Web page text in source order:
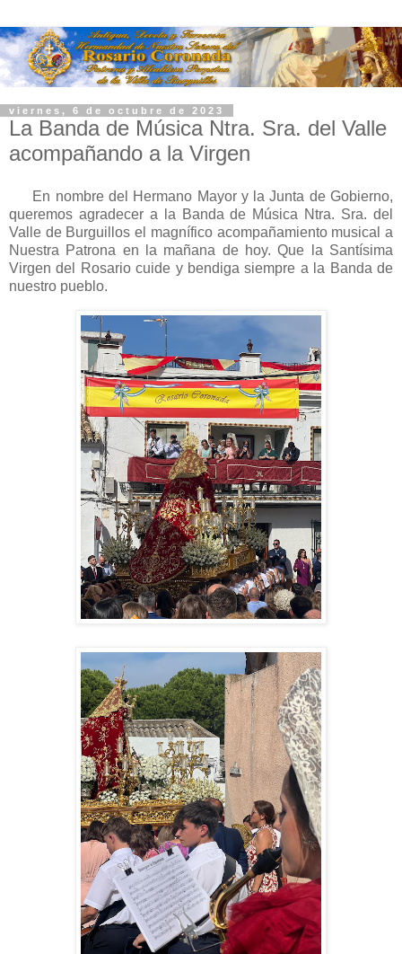
viernes, 6 de octubre de 2023
La Banda de Música Ntra. Sra. del Valle
acompañando a la Virgen
En nombre del Hermano Mayor y la Junta de Gobierno,
queremos agradecer a la Banda de Música Ntra. Sra. del
Valle de Burguillos el magnífico acompañamiento musical a
Nuestra Patrona en la mañana de hoy. Que la Santísima
Virgen del Rosario cuide y bendiga siempre a la Banda de
nuestro pueblo.